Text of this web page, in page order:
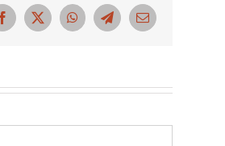
Facebook
X WhatsAppTelegramCorreo
electrónico